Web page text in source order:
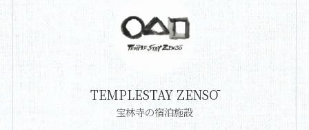
TEMPLESTAY ZENSŌ
宝林寺の宿泊施設